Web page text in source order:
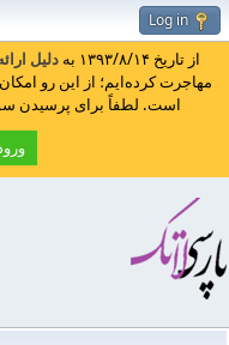
Log in
از تاریخ ۱۳۹۳/۸/۱۴ به دلیل
مهاجرت کرده‌ایم؛ از این رو
است. لطفاً برای پرسیدن